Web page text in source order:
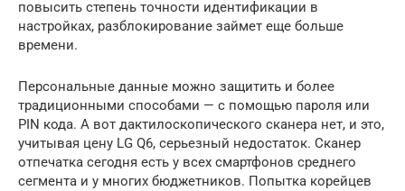
повысить степень точности идентификации в
настройках, разблокирование займет еще больше
времени.
Персональные данные можно защитить и более
традиционными способами — с помощью пароля или
PIN кода. А вот дактилоскопического сканера нет, и это,
учитывая цену LG Q6, серьезный недостаток. Сканер
отпечатка сегодня есть у всех смартфонов среднего
сегмента и у многих бюджетников. Попытка корейцев